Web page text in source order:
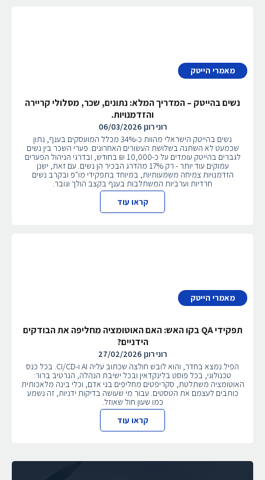
מאמרי הייטק
נשים בהייטק – המדריך המלא: נתונים, שכר, מסלולי קריירה
והזדמנויות.
רוני רונן 06/03/2026
נשים בהייטק הישראלי מהוות כ-34% מכלל המועסקים בענף, נתון
שכמעט לא השתנה בשלושת העשורים האחרונים. פערי השכר בין נשים
לגברים בהייטק עומדים על כ-10,000 ₪ בחודש, ובדרגי הניהול הפערים
עמוקים עוד יותר - רק 17% מהדרג הבכיר הן נשים. עם זאת, ישנן
הזדמנויות צמיחה משמעותיות, במיוחד בתפקידי מו"פ ובקרב נשים
חרדיות וערביות המשתלבות בענף בקצב הולך וגובר.
קראו עוד
מאמרי הייטק
תפקידי QA בקו האש: האם האוטומציה מחליפה את הבודקים
הידניים?
רוני רונן 27/02/2026
הפיל נמצא בחדר, והוא לובש חולצה שכתוב עליה AI ו-CI/CD. בכל כנס
טכנולוגי, בכל פוסט בלינקדאין ובכל ישיבת הנהלה, הנרטיב ברור:
האוטומציה משתלטת, סקריפטים מחליפים בני אדם, וכלי בינה מלאכותית
כותבים לעצמם את הטסטים. עבור מי שעושה בדיקות ידניות, זה נשמע
כמו שעון חול שאוזל.
קראו עוד